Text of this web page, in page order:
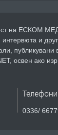
на ЕСКОМ
и
публикувани
освен ако
Телефони
0336/